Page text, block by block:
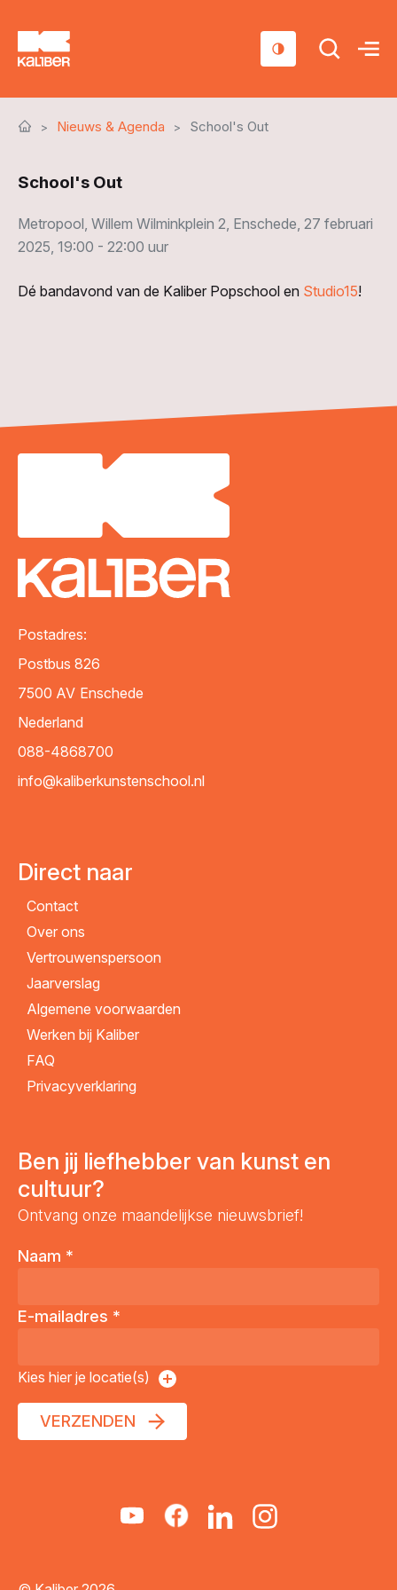
Sociaal domein
Over ons
Nieuws & Agenda
Contact
Nieuws & Agenda School's Out
School's Out
Metropool, Willem Wilminkplein 2, Enschede, 27 februari
2025, 19:00 - 22:00 uur
Dé bandavond van de Kaliber Popschool en Studio15!
Postadres:
Postbus 826
7500 AV Enschede
Nederland
088-4868700
info@kaliberkunstenschool.nl
Direct naar
Contact
Over ons
Vertrouwenspersoon
Jaarverslag
Algemene voorwaarden
Werken bij Kaliber
FAQ
Privacyverklaring
Ben jij liefhebber van kunst en
cultuur?
Ontvang onze maandelijkse nieuwsbrief!
Naam *
E-mailadres *
Kies hier je locatie(s)
VERZENDEN